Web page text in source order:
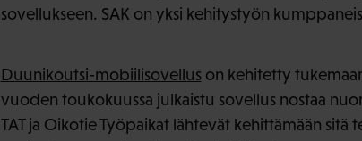
sovellukseen. SAK on yksi kehitystyön
Duunikoutsi-mobiilisovelluson kehitetty
vuoden toukokuussa julkaistu sovellus nostaa
TAT ja Oikotie Työpaikat lähtevät kehittämään